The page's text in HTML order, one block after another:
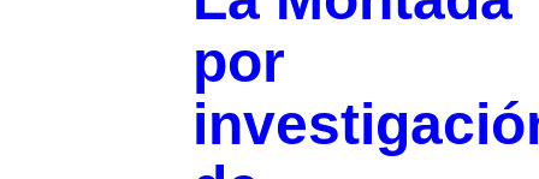
por